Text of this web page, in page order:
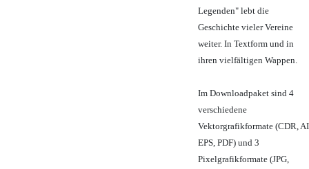
Legenden" lebt die
Geschichte vieler Vereine
weiter. In Textform und in
ihren vielfältigen Wappen.
Im Downloadpaket sind 4
verschiedene
Vektorgrafikformate (CDR, AI
EPS, PDF) und 3
Pixelgrafikformate (JPG,